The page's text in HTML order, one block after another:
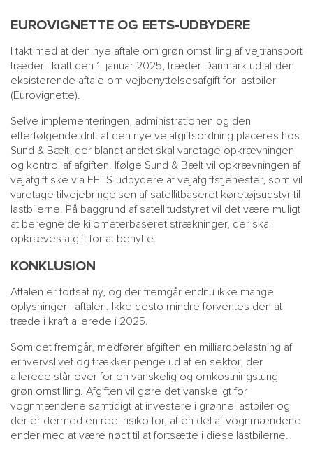
EUROVIGNETTE OG EETS-UDBYDERE
I takt med at den nye aftale om grøn omstilling af vejtransport
træder i kraft den 1. januar 2025, træder Danmark ud af den
eksisterende aftale om vejbenyttelsesafgift for lastbiler
(Eurovignette).
Selve implementeringen, administrationen og den
efterfølgende drift af den nye vejafgiftsordning placeres hos
Sund & Bælt, der blandt andet skal varetage opkrævningen
og kontrol af afgiften. Ifølge Sund & Bælt vil opkrævningen af
vejafgift ske via EETS-udbydere af vejafgiftstjenester, som vil
varetage tilvejebringelsen af satellitbaseret køretøjsudstyr til
lastbilerne. På baggrund af satellitudstyret vil det være muligt
at beregne de kilometerbaseret strækninger, der skal
opkræves afgift for at benytte.
KONKLUSION
Aftalen er fortsat ny, og der fremgår endnu ikke mange
oplysninger i aftalen. Ikke desto mindre forventes den at
træde i kraft allerede i 2025.
Som det fremgår, medfører afgiften en milliardbelastning af
erhvervslivet og trækker penge ud af en sektor, der
allerede står over for en vanskelig og omkostningstung
grøn omstilling. Afgiften vil gøre det vanskeligt for
vognmændene samtidigt at investere i grønne lastbiler og
der er dermed en reel risiko for, at en del af vognmændene
ender med at være nødt til at fortsætte i diesellastbilerne.